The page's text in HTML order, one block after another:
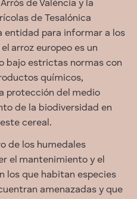
Arròs de València y la
de Tesalónica
entidad para informar a los
arroz europeo es un
bajo estrictas normas con
químicos,
protección del medio
de la biodiversidad en
cereal.
de los humedales
el mantenimiento y el
los que habitan especies
amenazadas y que